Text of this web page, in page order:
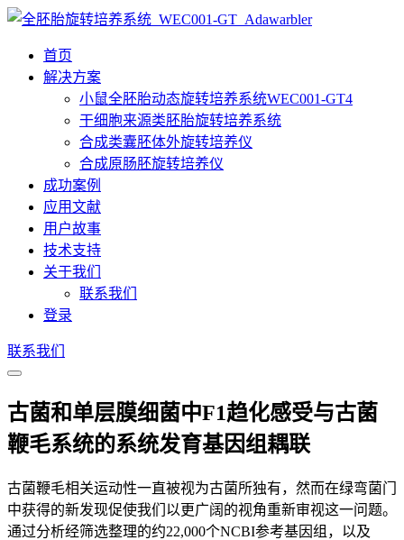
首页
解决方案
小鼠全胚胎动态旋转培养系统WEC001-GT4
干细胞来源类胚胎旋转培养系统
合成类囊胚体外旋转培养仪
合成原肠胚旋转培养仪
成功案例
应用文献
用户故事
技术支持
关于我们
联系我们
登录
联系我们
古菌和单层膜细菌中F1趋化感受与古菌
鞭毛系统的系统发育基因组耦联
古菌鞭毛相关运动性一直被视为古菌所独有，然而在绿弯菌门
中获得的新发现促使我们以更广阔的视角重新审视这一问题。
通过分析经筛选整理的约22,000个NCBI参考基因组，以及